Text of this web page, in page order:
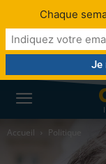
Accueil Politique
Chaque